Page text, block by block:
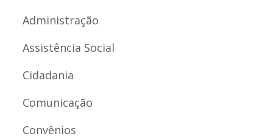
Administração
Assistência Social
Cidadania
Comunicação
Convênios